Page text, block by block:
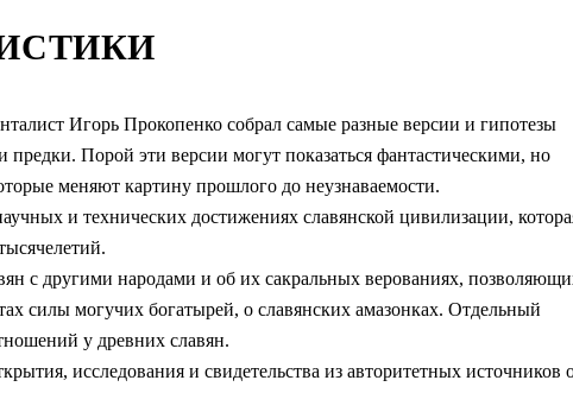
Игорь Прокопенко собрал самые разные версии и гипотезы
Порой эти версии могут показаться фантастическими, но
меняют картину прошлого до неузнаваемости.
и технических достижениях славянской цивилизации,
с другими народами и об их сакральных верованиях,
силы могучих богатырей, о славянских амазонках. Отдельный
у древних славян.
исследования и свидетельства из авторитетных источников